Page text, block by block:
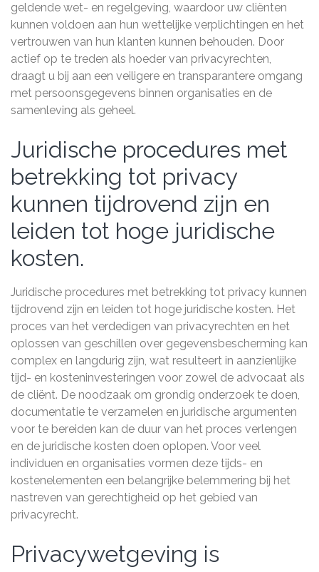
geldende wet- en regelgeving, waardoor uw cliënten
kunnen voldoen aan hun wettelijke verplichtingen en het
vertrouwen van hun klanten kunnen behouden. Door
actief op te treden als hoeder van privacyrechten,
draagt u bij aan een veiligere en transparantere omgang
met persoonsgegevens binnen organisaties en de
samenleving als geheel.
Juridische procedures met
betrekking tot privacy
kunnen tijdrovend zijn en
leiden tot hoge juridische
kosten.
Juridische procedures met betrekking tot privacy kunnen
tijdrovend zijn en leiden tot hoge juridische kosten. Het
proces van het verdedigen van privacyrechten en het
oplossen van geschillen over gegevensbescherming kan
complex en langdurig zijn, wat resulteert in aanzienlijke
tijd- en kosteninvesteringen voor zowel de advocaat als
de cliënt. De noodzaak om grondig onderzoek te doen,
documentatie te verzamelen en juridische argumenten
voor te bereiden kan de duur van het proces verlengen
en de juridische kosten doen oplopen. Voor veel
individuen en organisaties vormen deze tijds- en
kostenelementen een belangrijke belemmering bij het
nastreven van gerechtigheid op het gebied van
privacyrecht.
Privacywetgeving is